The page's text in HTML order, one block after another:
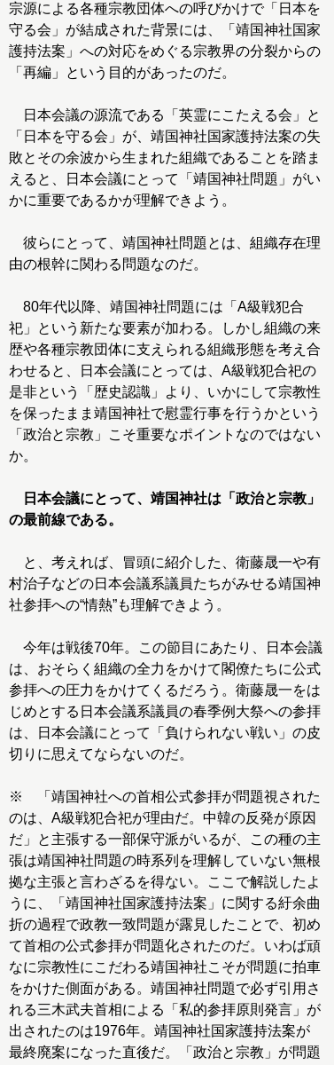
宗源による各種宗教団体への呼びかけで「日本を
守る会」が結成された背景には、「靖国神社国家
護持法案」への対応をめぐる宗教界の分裂からの
「再編」という目的があったのだ。
日本会議の源流である「英霊にこたえる会」と
「日本を守る会」が、靖国神社国家護持法案の失
敗とその余波から生まれた組織であることを踏ま
えると、日本会議にとって「靖国神社問題」がい
かに重要であるかが理解できよう。
彼らにとって、靖国神社問題とは、組織存在理
由の根幹に関わる問題なのだ。
80年代以降、靖国神社問題には「A級戦犯合
祀」という新たな要素が加わる。しかし組織の来
歴や各種宗教団体に支えられる組織形態を考え合
わせると、日本会議にとっては、A級戦犯合祀の
是非という「歴史認識」より、いかにして宗教性
を保ったまま靖国神社で慰霊行事を行うかという
「政治と宗教」こそ重要なポイントなのではない
か。
日本会議にとって、靖国神社は「政治と宗教」
の最前線である。
と、考えれば、冒頭に紹介した、衛藤晟一や有
村治子などの日本会議系議員たちがみせる靖国神
社参拝への“情熱”も理解できよう。
今年は戦後70年。この節目にあたり、日本会議
は、おそらく組織の全力をかけて閣僚たちに公式
参拝への圧力をかけてくるだろう。衛藤晟一をは
じめとする日本会議系議員の春季例大祭への参拝
は、日本会議にとって「負けられない戦い」の皮
切りに思えてならないのだ。
※ 「靖国神社への首相公式参拝が問題視された
のは、A級戦犯合祀が理由だ。中韓の反発が原因
だ」と主張する一部保守派がいるが、この種の主
張は靖国神社問題の時系列を理解していない無根
拠な主張と言わざるを得ない。ここで解説したよ
うに、「靖国神社国家護持法案」に関する紆余曲
折の過程で政教一致問題が露見したことで、初め
て首相の公式参拝が問題化されたのだ。いわば頑
なに宗教性にこだわる靖国神社こそが問題に拍車
をかけた側面がある。靖国神社問題で必ず引用さ
れる三木武夫首相による「私的参拝原則発言」が
出されたのは1976年。靖国神社国家護持法案が
最終廃案になった直後だ。「政治と宗教」が問題